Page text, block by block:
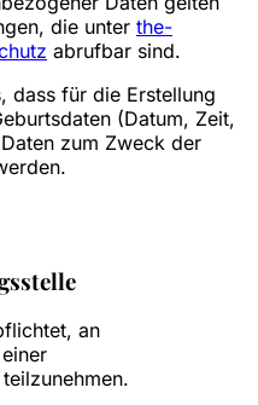
die unter the-
abrufbar sind.
dass für die Erstellung
(Datum, Zeit,
zum Zweck der
an